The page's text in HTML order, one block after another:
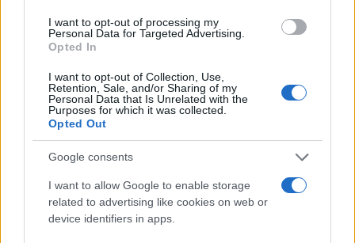
I want to opt-out of processing my
Personal Data for Targeted Advertising.
Opted In
I want to opt-out of Collection, Use,
Retention, Sale, and/or Sharing of my
Personal Data that Is Unrelated with the
Purposes for which it was collected.
Opted Out
Google consents
I want to allow Google to enable storage
related to advertising like cookies on web or
device identifiers in apps.
erőteljesebb mozdulatoknak is. A darab elején nincsenek
feltűnően szimbolikus elemek, nincs semmilyen erőteljesen
kommunikált üzenet vagy jelentés. Afféle letisztult, szép
tánc (tánc-mozgás) ez. Épp ezért figyelemfelkeltő és
elgondolkodtató a "fény-téglalap" jelenet: a padlóra vetített
kis csokornyi fehér (mű)virág (megdöbbentően hétköznapi
és konvencionális "jel"). Majd felsőtestével (csak deréktól